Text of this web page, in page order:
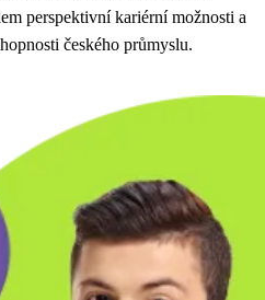
perspektivní kariérní možnosti a
českého průmyslu.